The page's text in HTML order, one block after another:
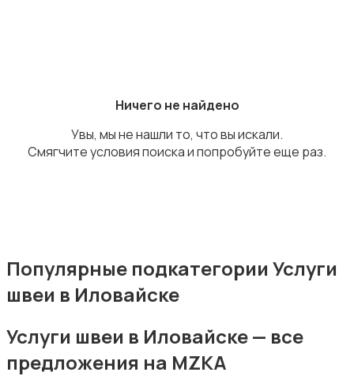
Ремонт и строительствоНичего не найдено
Увы, мы не нашли то, что вы искали.
Смягчите условия поиска и попробуйте еще раз.
Популярные подкатегории Услуги
швеи в Иловайске
Услуги швеи в Иловайске — все
предложения на MZKA